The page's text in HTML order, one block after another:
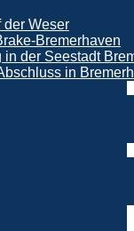
der Weser
Bremerhaven
in der Seestadt
in